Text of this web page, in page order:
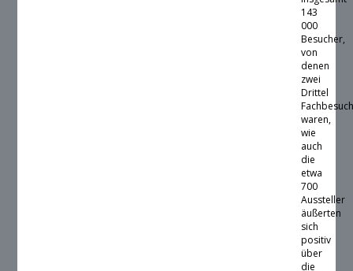
143
000
Besucher,
von
denen
zwei
Drittel
waren,
wie
auch
die
etwa
700
Aussteller
äußerten
sich
positiv
über
die